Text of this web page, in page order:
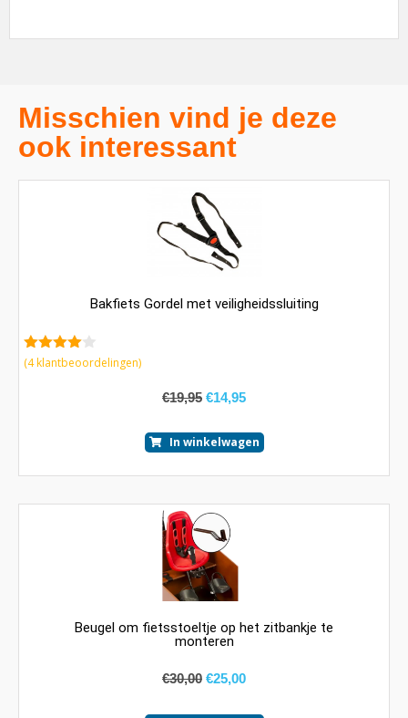
Misschien vind je deze
ook interessant
Bakfiets Gordel met veiligheidssluiting
4.25van
(4klantbeoordelingen)
€19,95 €14,95
In winkelwagen
Beugel om fietsstoeltje op het zitbankje te
monteren
€30,00 €25,00